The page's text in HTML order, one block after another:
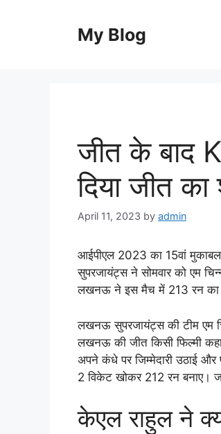
My Blog
जीत के बाद
दिया जीत
April 11, 2023 by admin
आईपीएल 2023 का 15वां
सुपरजायंट्स ने सोमवार को एम
लखनऊ ने इस मैच में 213 रन का
लखनऊ सुपरजायंट्स की टीम एम
लखनऊ की जीत किसी फिल्‍मी
अपने कंधे पर जिम्‍मेदारी उठाई
2 विकेट खोकर 212 रन बनाए।
केएल राहुल ने